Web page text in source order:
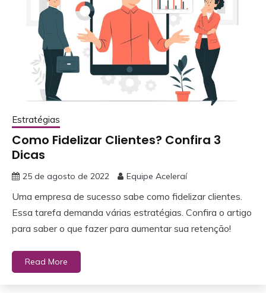
Estratégias
Como Fidelizar Clientes? Confira 3
Dicas
25 de agosto de 2022 Equipe Aceleraí
Uma empresa de sucesso sabe como fidelizar clientes.
Essa tarefa demanda várias estratégias. Confira o artigo
para saber o que fazer para aumentar sua retenção!
Read More